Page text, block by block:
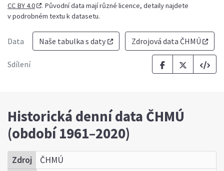
CC BY 4.0
. Původní data mají různé licence, detaily najdete
v podrobném textu k datasetu.
Data Naše tabulka s daty Zdrojová data ČHMÚ
Sdílení
Historická denní data ČHMÚ
(období 1961–2020)
Zdroj
ČHMÚ